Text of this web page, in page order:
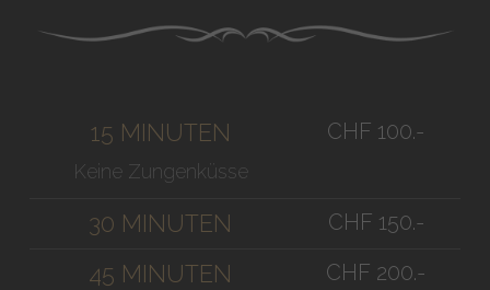
15 MINUTEN
Keine Zungenküsse
CHF 100.-
30 MINUTEN CHF 150.-
45 MINUTEN CHF 200.-